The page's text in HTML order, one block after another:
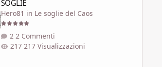
SOGLIE
Hero81 in Le soglie del Caos
2 Commenti
217 Visualizzazioni